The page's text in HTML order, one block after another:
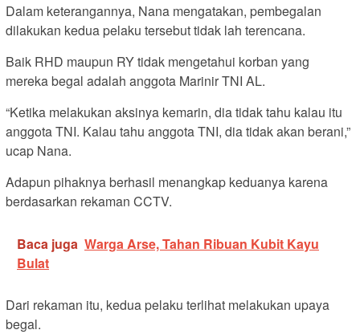
Dalam keterangannya, Nana mengatakan, pembegalan
dilakukan kedua pelaku tersebut tidak lah terencana.
Baik RHD maupun RY tidak mengetahui korban yang
mereka begal adalah anggota Marinir TNI AL.
“Ketika melakukan aksinya kemarin, dia tidak tahu kalau itu
anggota TNI. Kalau tahu anggota TNI, dia tidak akan berani,”
ucap Nana.
Adapun pihaknya berhasil menangkap keduanya karena
berdasarkan rekaman CCTV.
Baca juga Warga Arse, Tahan Ribuan Kubit Kayu
Bulat
Dari rekaman itu, kedua pelaku terlihat melakukan upaya
begal.